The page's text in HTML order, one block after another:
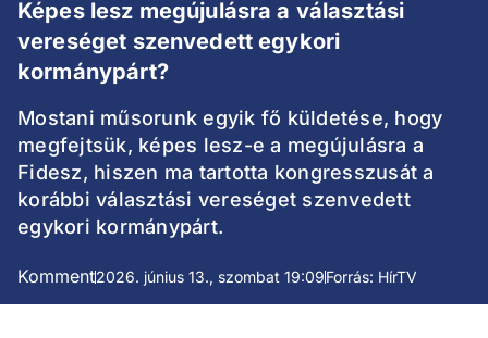
Képes lesz megújulásra a választási
vereséget szenvedett egykori
kormánypárt?
Mostani műsorunk egyik fő küldetése, hogy
megfejtsük, képes lesz-e a megújulásra a
Fidesz, hiszen ma tartotta kongresszusát a
korábbi választási vereséget szenvedett
egykori kormánypárt.
Komment2026. június 13., szombat 19:09Forrás: HírTV